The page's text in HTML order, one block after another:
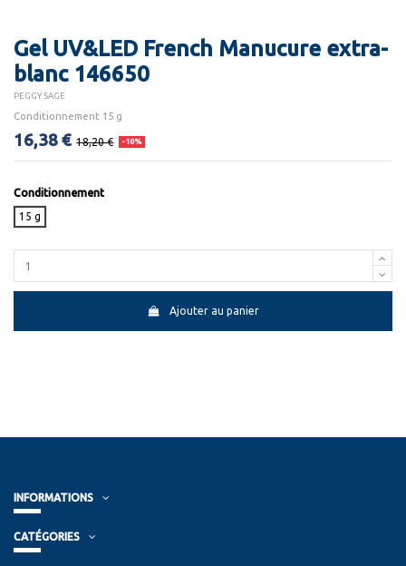
Gel UV&LED French Manucure extra-
blanc 146650
PEGGY SAGE
Conditionnement 15 g
16,38 € 18,20 € -10%
Conditionnement
15 g
Ajouter au panier
INFORMATIONS
CATÉGORIES